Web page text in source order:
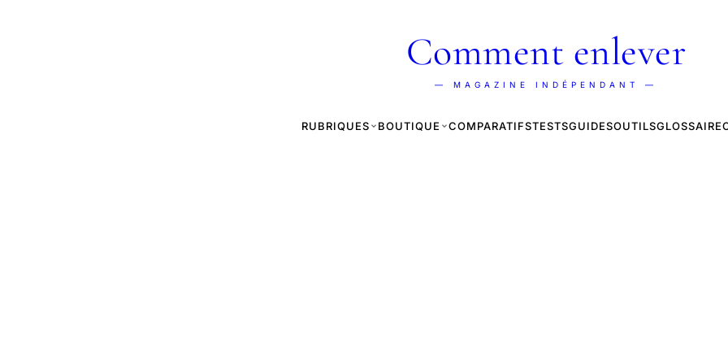
Comment enlever
— MAGAZINE INDÉPENDANT —
RUBRIQUES BOUTIQUE COMPARATIFSTESTSGUIDESOUTILSGLOSSAIRE